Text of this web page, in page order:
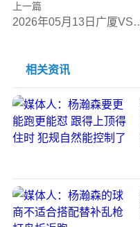
上一篇
2026年05月13日广厦VS山西全场比赛录像回放
相关资讯